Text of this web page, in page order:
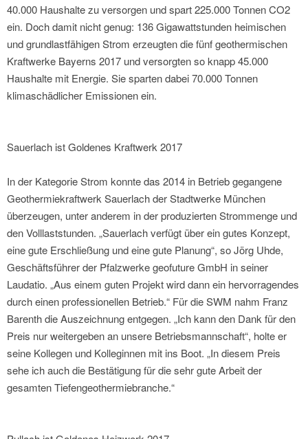
40.000 Haushalte zu versorgen und spart 225.000 Tonnen CO2
ein. Doch damit nicht genug: 136 Gigawattstunden heimischen
und grundlastfähigen Strom erzeugten die fünf geothermischen
Kraftwerke Bayerns 2017 und versorgten so knapp 45.000
Haushalte mit Energie. Sie sparten dabei 70.000 Tonnen
klimaschädlicher Emissionen ein.
Sauerlach ist Goldenes Kraftwerk 2017
In der Kategorie Strom konnte das 2014 in Betrieb gegangene
Geothermiekraftwerk Sauerlach der Stadtwerke München
überzeugen, unter anderem in der produzierten Strommenge und
den Volllaststunden. „Sauerlach verfügt über ein gutes Konzept,
eine gute Erschließung und eine gute Planung“, so Jörg Uhde,
Geschäftsführer der Pfalzwerke geofuture GmbH in seiner
Laudatio. „Aus einem guten Projekt wird dann ein hervorragendes
durch einen professionellen Betrieb.“ Für die SWM nahm Franz
Barenth die Auszeichnung entgegen. „Ich kann den Dank für den
Preis nur weitergeben an unsere Betriebsmannschaft“, holte er
seine Kollegen und Kolleginnen mit ins Boot. „In diesem Preis
sehe ich auch die Bestätigung für die sehr gute Arbeit der
gesamten Tiefengeothermiebranche.“